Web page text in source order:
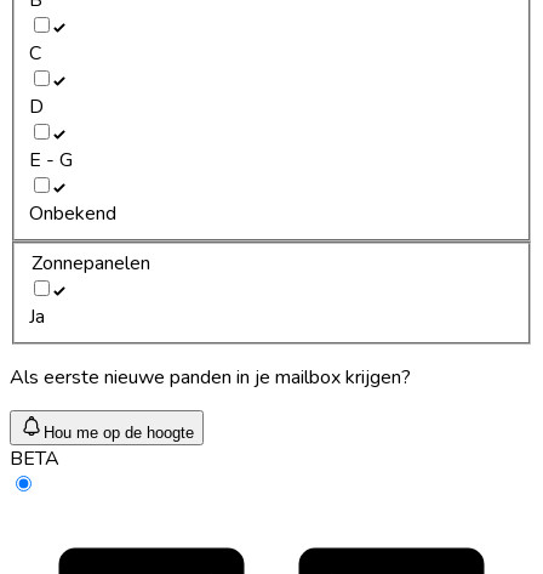
C
D
E - G
Onbekend
Zonnepanelen
Ja
Als eerste nieuwe panden in je mailbox krijgen?
Hou me op de hoogte
BETA